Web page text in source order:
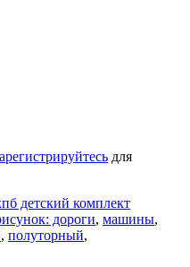
для
детский комплект
дороги, машины,
, полуторный,